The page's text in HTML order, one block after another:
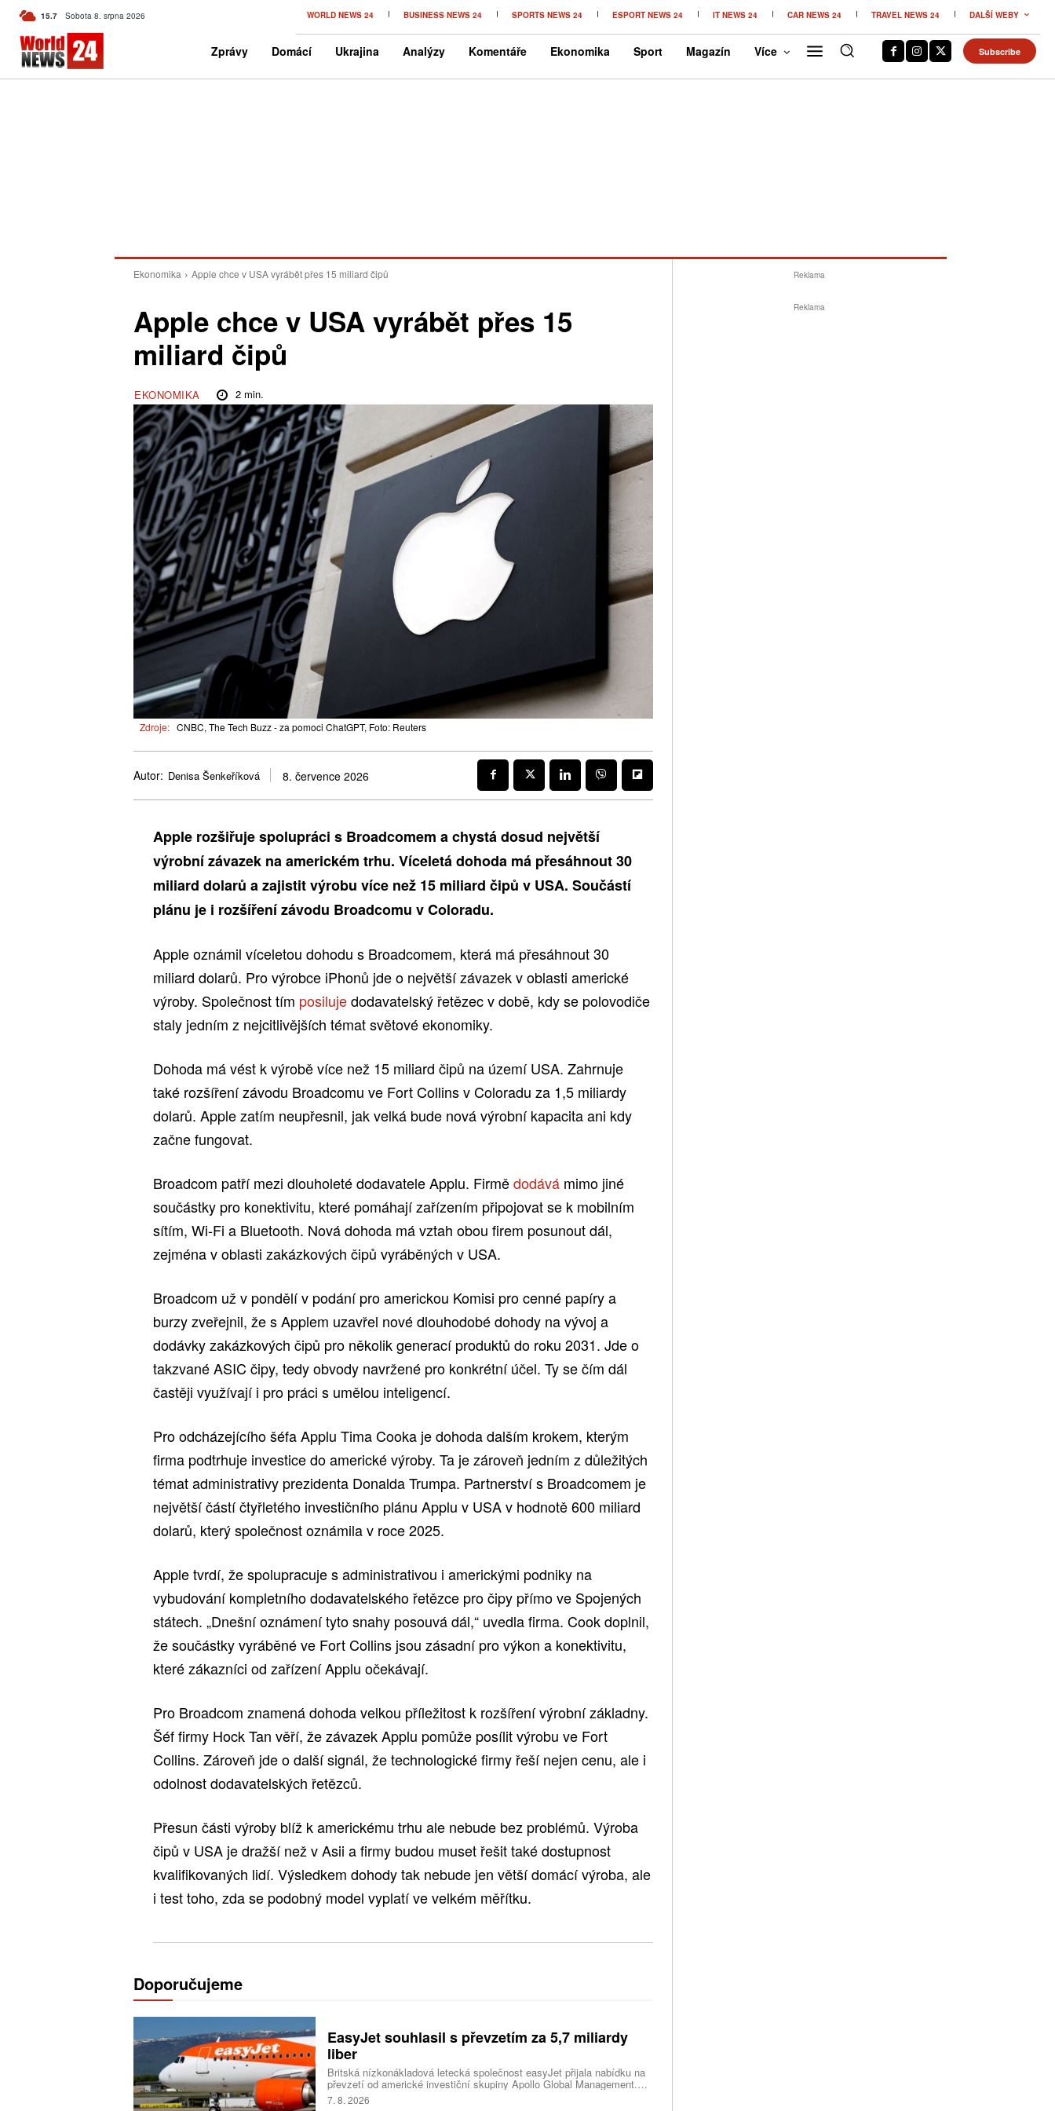
15.7 C Czech
Sobota 8. srpna 2026 WORLD NEWS 24 BUSINESS NEWS 24 SPORTS NEWS 24 ESPORT NEWS 24 IT NEWS 24 CAR NEWS 24 TRAVEL NEWS 24 DALŠÍ WEBY
Zprávy Domácí Ukrajina Analýzy Komentáře Ekonomika Sport Magazín Více Subscribe
Ekonomika Apple chce v USA vyrábět přes 15 miliard čipů
Apple chce v USA vyrábět přes 15
miliard čipů
EKONOMIKA 2min.
Zdroje: CNBC, The Tech Buzz - za pomoci ChatGPT, Foto: Reuters
Autor: Denisa Šenkeříková 8. července 2026
Apple rozšiřuje spolupráci s Broadcomem a chystá dosud největší
výrobní závazek na americkém trhu. Víceletá dohoda má přesáhnout 30
miliard dolarů a zajistit výrobu více než 15 miliard čipů v USA. Součástí
plánu je i rozšíření závodu Broadcomu v Coloradu.
Apple oznámil víceletou dohodu s Broadcomem, která má přesáhnout 30
miliard dolarů. Pro výrobce iPhonů jde o největší závazek v oblasti americké
výroby. Společnost tím posilujedodavatelský řetězec v době, kdy se polovodiče
staly jedním z nejcitlivějších témat světové ekonomiky.
Dohoda má vést k výrobě více než 15 miliard čipů na území USA. Zahrnuje
také rozšíření závodu Broadcomu ve Fort Collins v Coloradu za 1,5 miliardy
dolarů. Apple zatím neupřesnil, jak velká bude nová výrobní kapacita ani kdy
začne fungovat.
Broadcom patří mezi dlouholeté dodavatele Applu. Firmědodává mimo jiné
součástky pro konektivitu, které pomáhají zařízením připojovat se k mobilním
sítím, Wi-Fi a Bluetooth. Nová dohoda má vztah obou firem posunout dál,
zejména v oblasti zakázkových čipů vyráběných v USA.
Broadcom už v pondělí v podání pro americkou Komisi pro cenné papíry a
burzy zveřejnil, že s Applem uzavřel nové dlouhodobé dohody na vývoj a
dodávky zakázkových čipů pro několik generací produktů do roku 2031. Jde o
takzvané ASIC čipy, tedy obvody navržené pro konkrétní účel. Ty se čím dál
častěji využívají i pro práci s umělou inteligencí.
Pro odcházejícího šéfa Applu Tima Cooka je dohoda dalším krokem, kterým
firma podtrhuje investice do americké výroby. Ta je zároveň jedním z důležitých
témat administrativy prezidenta Donalda Trumpa. Partnerství s Broadcomem je
největší částí čtyřletého investičního plánu Applu v USA v hodnotě 600 miliard
dolarů, který společnost oznámila v roce 2025.
Apple tvrdí, že spolupracuje s administrativou i americkými podniky na
vybudování kompletního dodavatelského řetězce pro čipy přímo ve Spojených
státech. „Dnešní oznámení tyto snahy posouvá dál,“ uvedla firma. Cook doplnil,
že součástky vyráběné ve Fort Collins jsou zásadní pro výkon a konektivitu,
které zákazníci od zařízení Applu očekávají.
Pro Broadcom znamená dohoda velkou příležitost k rozšíření výrobní základny.
Šéf firmy Hock Tan věří, že závazek Applu pomůže posílit výrobu ve Fort
Collins. Zároveň jde o další signál, že technologické firmy řeší nejen cenu, ale i
odolnost dodavatelských řetězců.
Přesun části výroby blíž k americkému trhu ale nebude bez problémů. Výroba
čipů v USA je dražší než v Asii a firmy budou muset řešit také dostupnost
kvalifikovaných lidí. Výsledkem dohody tak nebude jen větší domácí výroba, ale
i test toho, zda se podobný model vyplatí ve velkém měřítku.
Doporučujeme
EasyJet souhlasil s převzetím za 5,7 miliardy
liber
Britská nízkonákladová letecká společnost easyJet přijala nabídku na
převzetí od americké investiční skupiny Apollo Global Management.
Transakce oceňuje aerolinku na 5,7 miliardy liber, tedy přibližně 162
miliard korun.
7. 8. 2026
Reklama
Reklama